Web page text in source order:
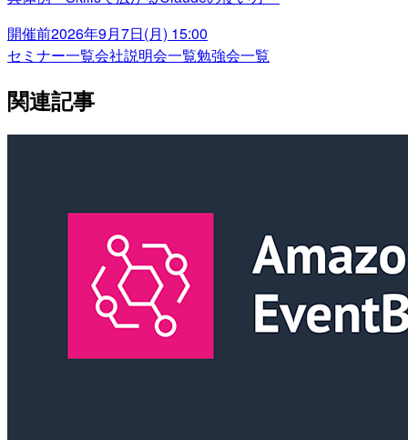
開催前2026年9月7日(月) 15:00
セミナー一覧会社説明会一覧勉強会一覧
関連記事